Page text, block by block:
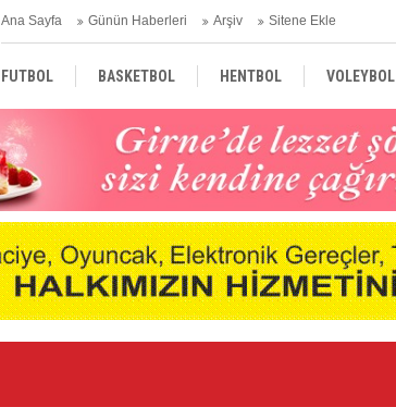
Ana Sayfa Günün Haberleri Arşiv Sitene Ekle
FUTBOL BASKETBOL HENTBOL VOLEYBOL
TÜRKİYE AVRUPA DÜNYA